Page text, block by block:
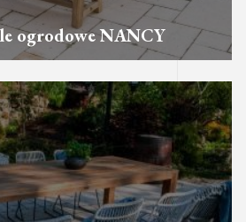
ogrodowe NANCY